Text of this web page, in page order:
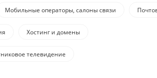
Мобильные операторы, салоны связи
Хостинг и домены
телевидение